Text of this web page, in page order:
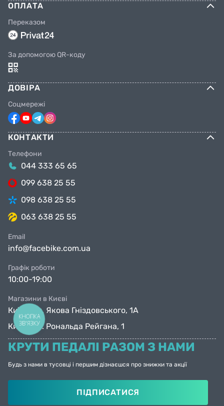
ОПЛАТА
Переказом
За допомогою QR-коду
ДОВІРА
Соцмережі
КОНТАКТИ
Телефони
044 333 65 65
099 638 25 55
098 638 25 55
063 638 25 55
Email
info@facebike.com.ua
Графік роботи
10:00-19:00
Магазини в Києві
Київ, вул. Якова Гніздовського, 1А
Київ, вул. Рональда Рейгана, 1
КРУТИ ПЕДАЛІ РАЗОМ З НАМИ
Будь з нами в тусовці і першим дізнаєшся про знижки та акції
ПІДПИСАТИСЯ
КНОПКА
ЗВ'ЯЗКУ